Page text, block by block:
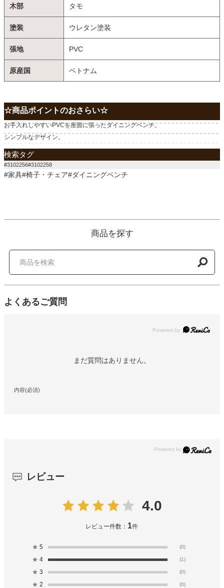
木部 タモ
塗装 ウレタン塗装
張地 PVC
原産国 ベトナム
☆商品ポイントのおさらい☆
お手入れしやすいPVCを座面に張ったダイニングベンチ。
シンプルなデザイン。
検索タグ
#3102256#3102258
#家具#椅子・チェア#ダイニングベンチ
商品を探す
よくあるご質問
Powered by
まだ質問はありません。
内容(必須)
レビュー
4.0
レビュー件数： 1件
★ 5 (0)
★ 4 (1)
★ 3 (0)
★ 2 (0)